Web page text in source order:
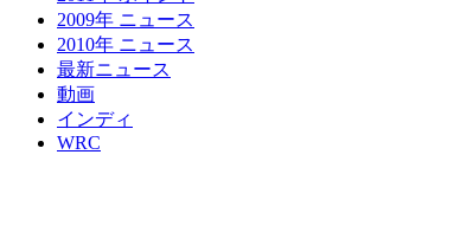
2009年 ニュース
2010年 ニュース
最新ニュース
動画
インディ
WRC